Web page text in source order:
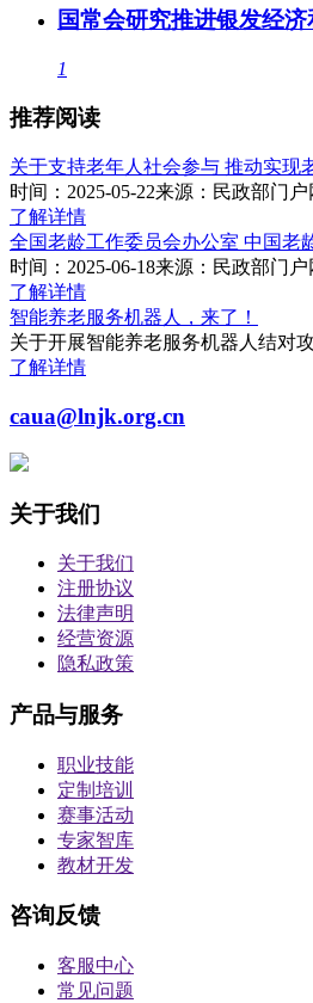
国常会研究推进银发经
1
推荐阅读
关于支持老年人社会参与 推动实现
时间：2025-05-22来源：民政部门
了解详情
全国老龄工作委员会办公室 中国老
时间：2025-06-18来源：民政部门
了解详情
智能养老服务机器人，来了！
关于开展智能养老服务机器人结对
了解详情
caua@lnjk.org.cn
关于我们
关于我们
注册协议
法律声明
经营资源
隐私政策
产品与服务
职业技能
定制培训
赛事活动
专家智库
教材开发
咨询反馈
客服中心
常见问题